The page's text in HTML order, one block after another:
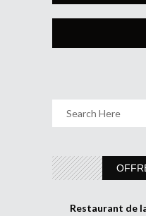
Restaurant de